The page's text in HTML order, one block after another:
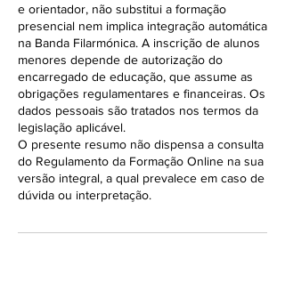
e orientador, não substitui a formação
presencial nem implica integração automática
na Banda Filarmónica. A inscrição de alunos
menores depende de autorização do
encarregado de educação, que assume as
obrigações regulamentares e financeiras. Os
dados pessoais são tratados nos termos da
legislação aplicável.
O presente resumo não dispensa a consulta
do Regulamento da Formação Online na sua
versão integral, a qual prevalece em caso de
dúvida ou interpretação.